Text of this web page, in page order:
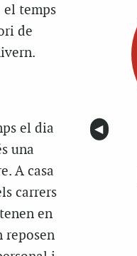
el temps
de
el dia
una
A casa
carrers
en
reposen
Anterior
◀︎